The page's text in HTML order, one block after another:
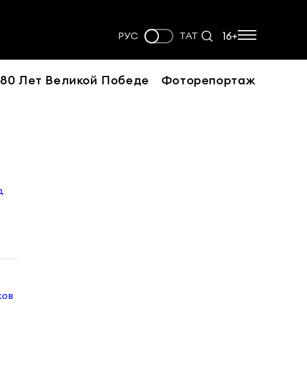
РУС ТАТ 16+
80 Лет Великой Победе Фоторепортаж